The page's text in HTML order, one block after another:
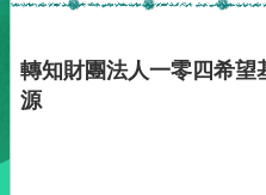
轉知財團法人一零四希
源